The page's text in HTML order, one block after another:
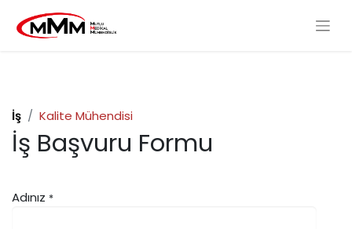
İş Kalite Mühendisi
İş Başvuru Formu
Adınız *